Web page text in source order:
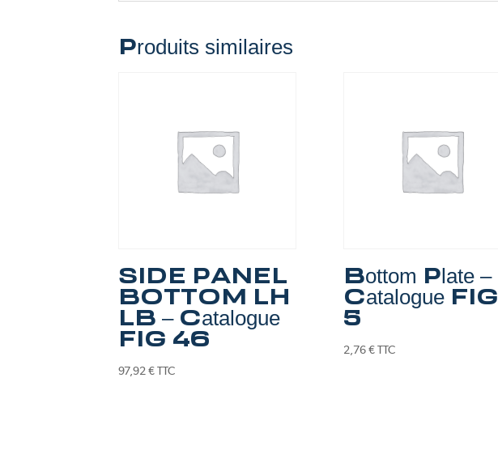
Produits similaires
SIDE PANEL
BOTTOM LH
LB – Catalogue
FIG 46
97,92€ TTC
Bottom Plate –
Catalogue FIG
5
2,76€ TTC